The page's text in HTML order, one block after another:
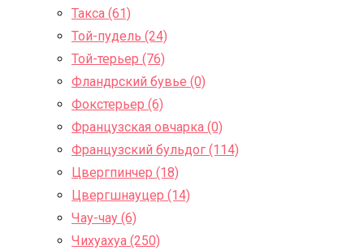
Такса (61)
Той-пудель (24)
Той-терьер (76)
Фландрский бувье (0)
Фокстерьер (6)
Французская овчарка (0)
Французский бульдог (114)
Цвергпинчер (18)
Цвергшнауцер (14)
Чау-чау (6)
Чихуахуа (250)